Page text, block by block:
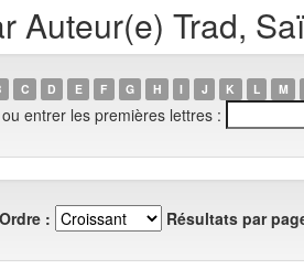
Auteur(e) Trad,
C D E F G H I J K L M
ou entrer les premières lettres :
Ordre : Résultats par